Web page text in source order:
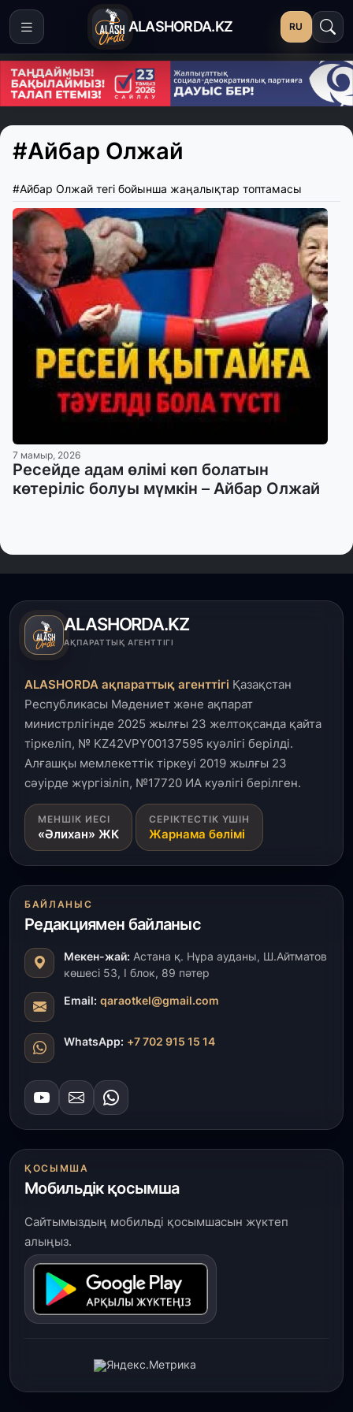
ALASHORDA.KZ RU
#Айбар Олжай
#Айбар Олжай тегі бойынша жаңалықтар топтамасы
7 мамыр, 2026
Ресейде адам өлімі көп болатын
көтеріліс болуы мүмкін – Айбар Олжай
ALASHORDA.KZ
АҚПАРАТТЫҚ АГЕНТТІГІ
ALASHORDA ақпараттық агенттігі Қазақстан
Республикасы Мәдениет және ақпарат
министрлігінде 2025 жылғы 23 желтоқсанда қайта
тіркеліп, № KZ42VPY00137595 куәлігі берілді.
Алғашқы мемлекеттік тіркеуі 2019 жылғы 23
сәуірде жүргізіліп, №17720 ИА куәлігі берілген.
МЕНШІК ИЕСІ
«Әлихан» ЖК
СЕРІКТЕСТІК ҮШІН
Жарнама бөлімі
БАЙЛАНЫС
Редакциямен байланыс
Мекен-жай: Астана қ. Нұра ауданы, Ш.Айтматов
көшесі 53, І блок, 89 пәтер
Email: qaraotkel@gmail.com
WhatsApp: +7 702 915 15 14
ҚОСЫМША
Мобильдік қосымша
Сайтымыздың мобильді қосымшасын жүктеп
алыңыз.